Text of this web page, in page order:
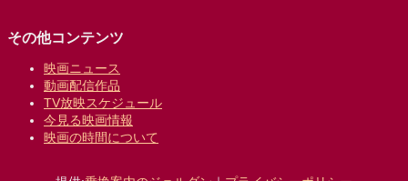
その他コンテンツ
映画ニュース
動画配信作品
TV放映スケジュール
今見る映画情報
映画の時間について